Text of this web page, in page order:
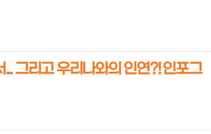
그리고 우리나와의 인연?! 인포그